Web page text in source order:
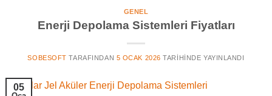
GENEL
Enerji Depolama Sistemleri Fiyatları
SOBESOFT TARAFINDAN 5 OCAK 2026 TARIHINDE YAYINLANDI
05